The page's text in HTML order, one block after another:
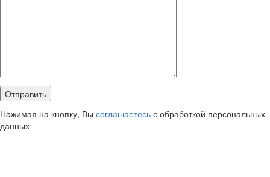
Нажимая на кнопку, Вы соглашаетесь с обработкой персональных
данных